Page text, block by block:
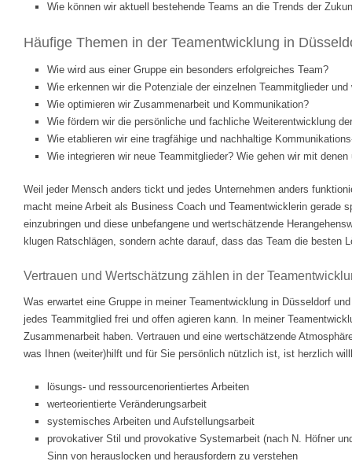
Wie können wir aktuell bestehende Teams an die Trends der
Häufige Themen in der Teamentwicklung in
Wie wird aus einer Gruppe ein besonders erfolgreiches Team?
Wie erkennen wir die Potenziale der einzelnen Teammitglieder
Wie optimieren wir Zusammenarbeit und Kommunikation?
Wie fördern wir die persönliche und fachliche Weiterentwicklung
Wie etablieren wir eine tragfähige und nachhaltige
Wie integrieren wir neue Teammitglieder? Wie gehen wir mit
Weil jeder Mensch anders tickt und jedes Unternehmen anders
macht meine Arbeit als Business Coach und Teamentwicklerin gerade
einzubringen und diese unbefangene und wertschätzende
klugen Ratschlägen, sondern achte darauf, dass das Team die
Vertrauen und Wertschätzung zählen in der
Was erwartet eine Gruppe in meiner Teamentwicklung in Düsseldorf
jedes Teammitglied frei und offen agieren kann. In meiner
Zusammenarbeit haben. Vertrauen und eine wertschätzende
was Ihnen (weiter)hilft und für Sie persönlich nützlich ist, ist herzlich
lösungs- und ressourcenorientiertes Arbeiten
werteorientierte Veränderungsarbeit
systemisches Arbeiten und Aufstellungsarbeit
provokativer Stil und provokative Systemarbeit (nach N. Höfner
Sinn von herauslocken und herausfordern zu verstehen